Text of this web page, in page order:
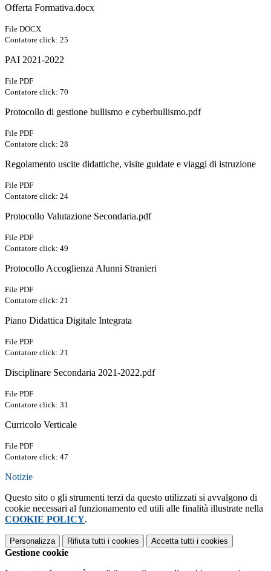
Offerta Formativa.docx
File DOCX
Contatore click: 25
PAI 2021-2022
File PDF
Contatore click: 70
Protocollo di gestione bullismo e cyberbullismo.pdf
File PDF
Contatore click: 28
Regolamento uscite didattiche, visite guidate e viaggi di istruzione
File PDF
Contatore click: 24
Protocollo Valutazione Secondaria.pdf
File PDF
Contatore click: 49
Protocollo Accoglienza Alunni Stranieri
File PDF
Contatore click: 21
Piano Didattica Digitale Integrata
File PDF
Contatore click: 21
Disciplinare Secondaria 2021-2022.pdf
File PDF
Contatore click: 31
Curricolo Verticale
File PDF
Contatore click: 47
Notizie
Questo sito o gli strumenti terzi da questo utilizzati si avvalgono di
cookie necessari al funzionamento ed utili alle finalità illustrate nella
COOKIE POLICY.
Personalizza Rifiuta tutti i cookies Accetta tutti i cookies
Gestione cookie